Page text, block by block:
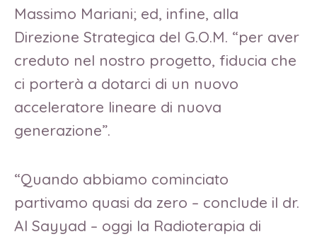
Massimo Mariani; ed, infine, alla
Direzione Strategica del G.O.M. “per aver
creduto nel nostro progetto, fiducia che
ci porterà a dotarci di un nuovo
acceleratore lineare di nuova
generazione”.
“Quando abbiamo cominciato
partivamo quasi da zero – conclude il dr.
Al Sayyad – oggi la Radioterapia di